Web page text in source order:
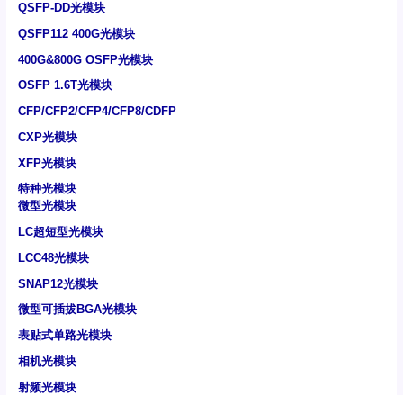
QSFP-DD光模块
QSFP112 400G光模块
400G&800G OSFP光模块
OSFP 1.6T光模块
CFP/CFP2/CFP4/CFP8/CDFP
CXP光模块
XFP光模块
特种光模块
微型光模块
LC超短型光模块
LCC48光模块
SNAP12光模块
微型可插拔BGA光模块
表贴式单路光模块
相机光模块
射频光模块